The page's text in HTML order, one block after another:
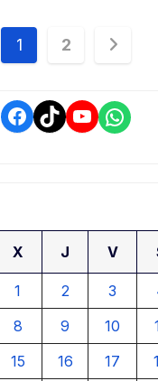
Navegación
entradas
1 2
Facebook
TikTokYouTube
X J V
1 2 3
8 9 10
15 16 17